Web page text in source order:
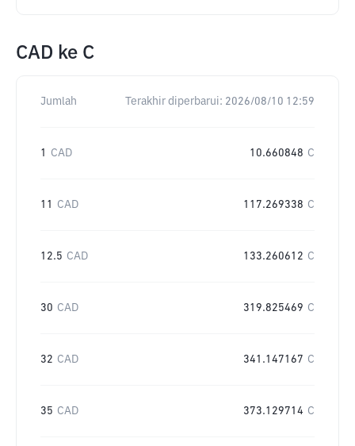
CAD ke C
Jumlah Terakhir diperbarui: 2026/08/10 12:59
1 CAD 10.660848 C
11 CAD 117.269338 C
12.5 CAD 133.260612 C
30 CAD 319.825469 C
32 CAD 341.147167 C
35 CAD 373.129714 C